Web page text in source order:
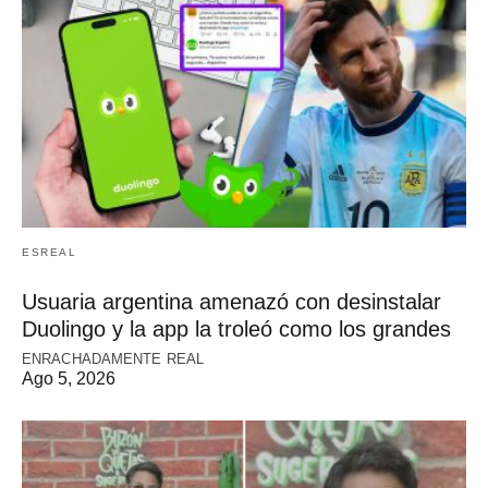
ESREAL
Usuaria argentina amenazó con desinstalar
Duolingo y la app la troleó como los grandes
ENRACHADAMENTE REAL
Ago 5, 2026